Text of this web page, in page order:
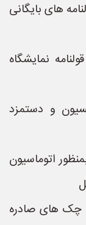
های بایگانی
نمایشگاه
و دستمزد
اتوماسیون
چک های صادره